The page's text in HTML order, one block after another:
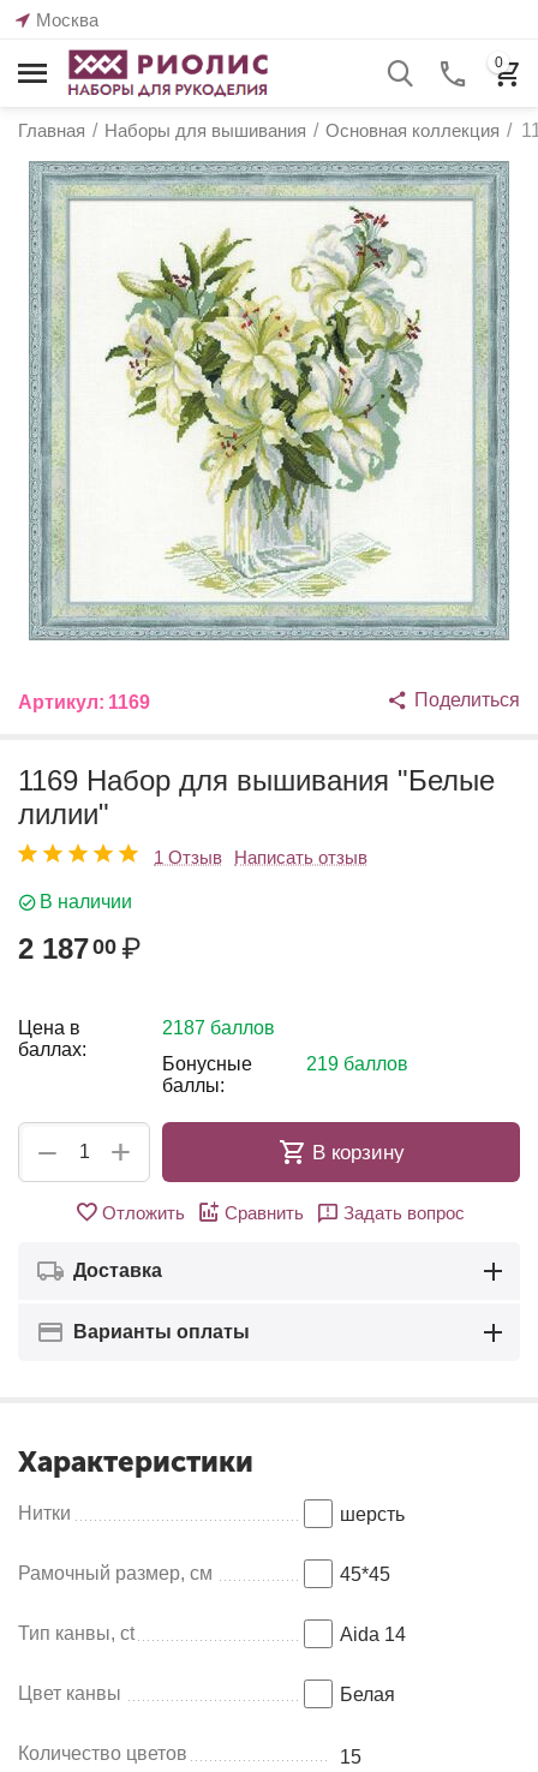
Москва
0
Главная / Наборы для вышивания / Основная коллекция /
Артикул: 1169 Поделиться
1169 Набор для вышивания "Белые
лилии"
1 Отзыв Написать отзыв
В наличии
2 18700 ₽
Цена в
баллах:
2187 баллов
Бонусные
баллы:
219 баллов
+
− В корзину
Отложить Сравнить Задать вопрос
Доставка
Варианты оплаты
Характеристики
Нитки шерсть
Рамочный размер, см 45*45
Тип канвы, ct Aida 14
Цвет канвы Белая
Количество цветов 15